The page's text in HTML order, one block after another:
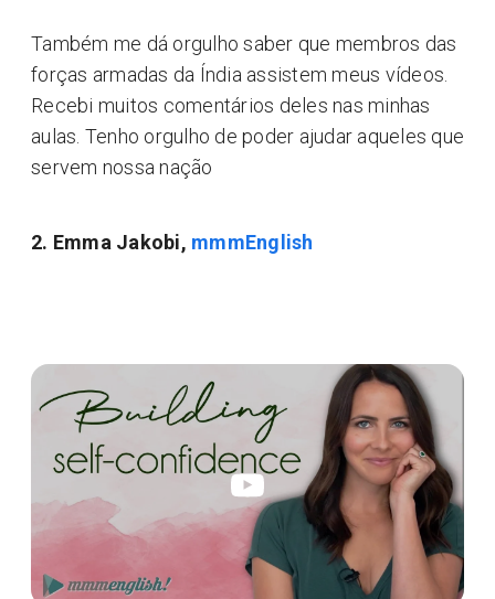
Também me dá orgulho saber que membros das
forças armadas da Índia assistem meus vídeos.
Recebi muitos comentários deles nas minhas
aulas. Tenho orgulho de poder ajudar aqueles que
servem nossa nação
2. Emma Jakobi, mmmEnglish